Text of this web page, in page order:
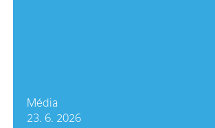
Média
23. 6. 2026